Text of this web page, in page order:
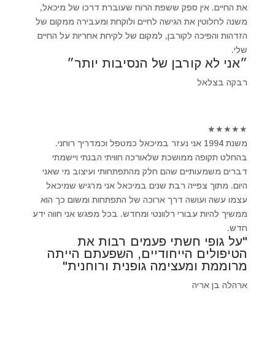
את החיים. אין ספק ששפת הרוח שעוברת דרכו של מיכאל,
משנה לחלוטין את הגישה לחיים ולוקחת ומעבירה ממקום של
הזדהות והפיכה לקורבן, למקום של לקיחת אחריות על החיים
שלי.
״אני לא קורבן של הנסיבות יותר״
רבקה בצלאל
★
★
★
★
★
משנת 1994 אני נעזר במיכאל כמטפל וכמדריך רוחני.
בהחלט תקופה ממושכת שלאורכה חוויתי הבנתי ויישמתי
דברים משמעותיים שהם חלק מהתפתחותי ועיצוב מי שאני
היום. מתוך צפייה רבת שנים במיכאל אני מרגיש שמיכאל
עצמו עשה ועושה דרך ארוכה של התפתחות ומשום כך הוא
ממשיך להיות עבורי רלוונטי ומחדש. בכל מפגש אני חווה ידע
חדש.
"על גופי חשתי פעמים רבות את
הטיפולים הייחודיים, השפעתם הייתה
מרוממת ומעצימה גופנית ורוחנית"
ארהלה בן אריה